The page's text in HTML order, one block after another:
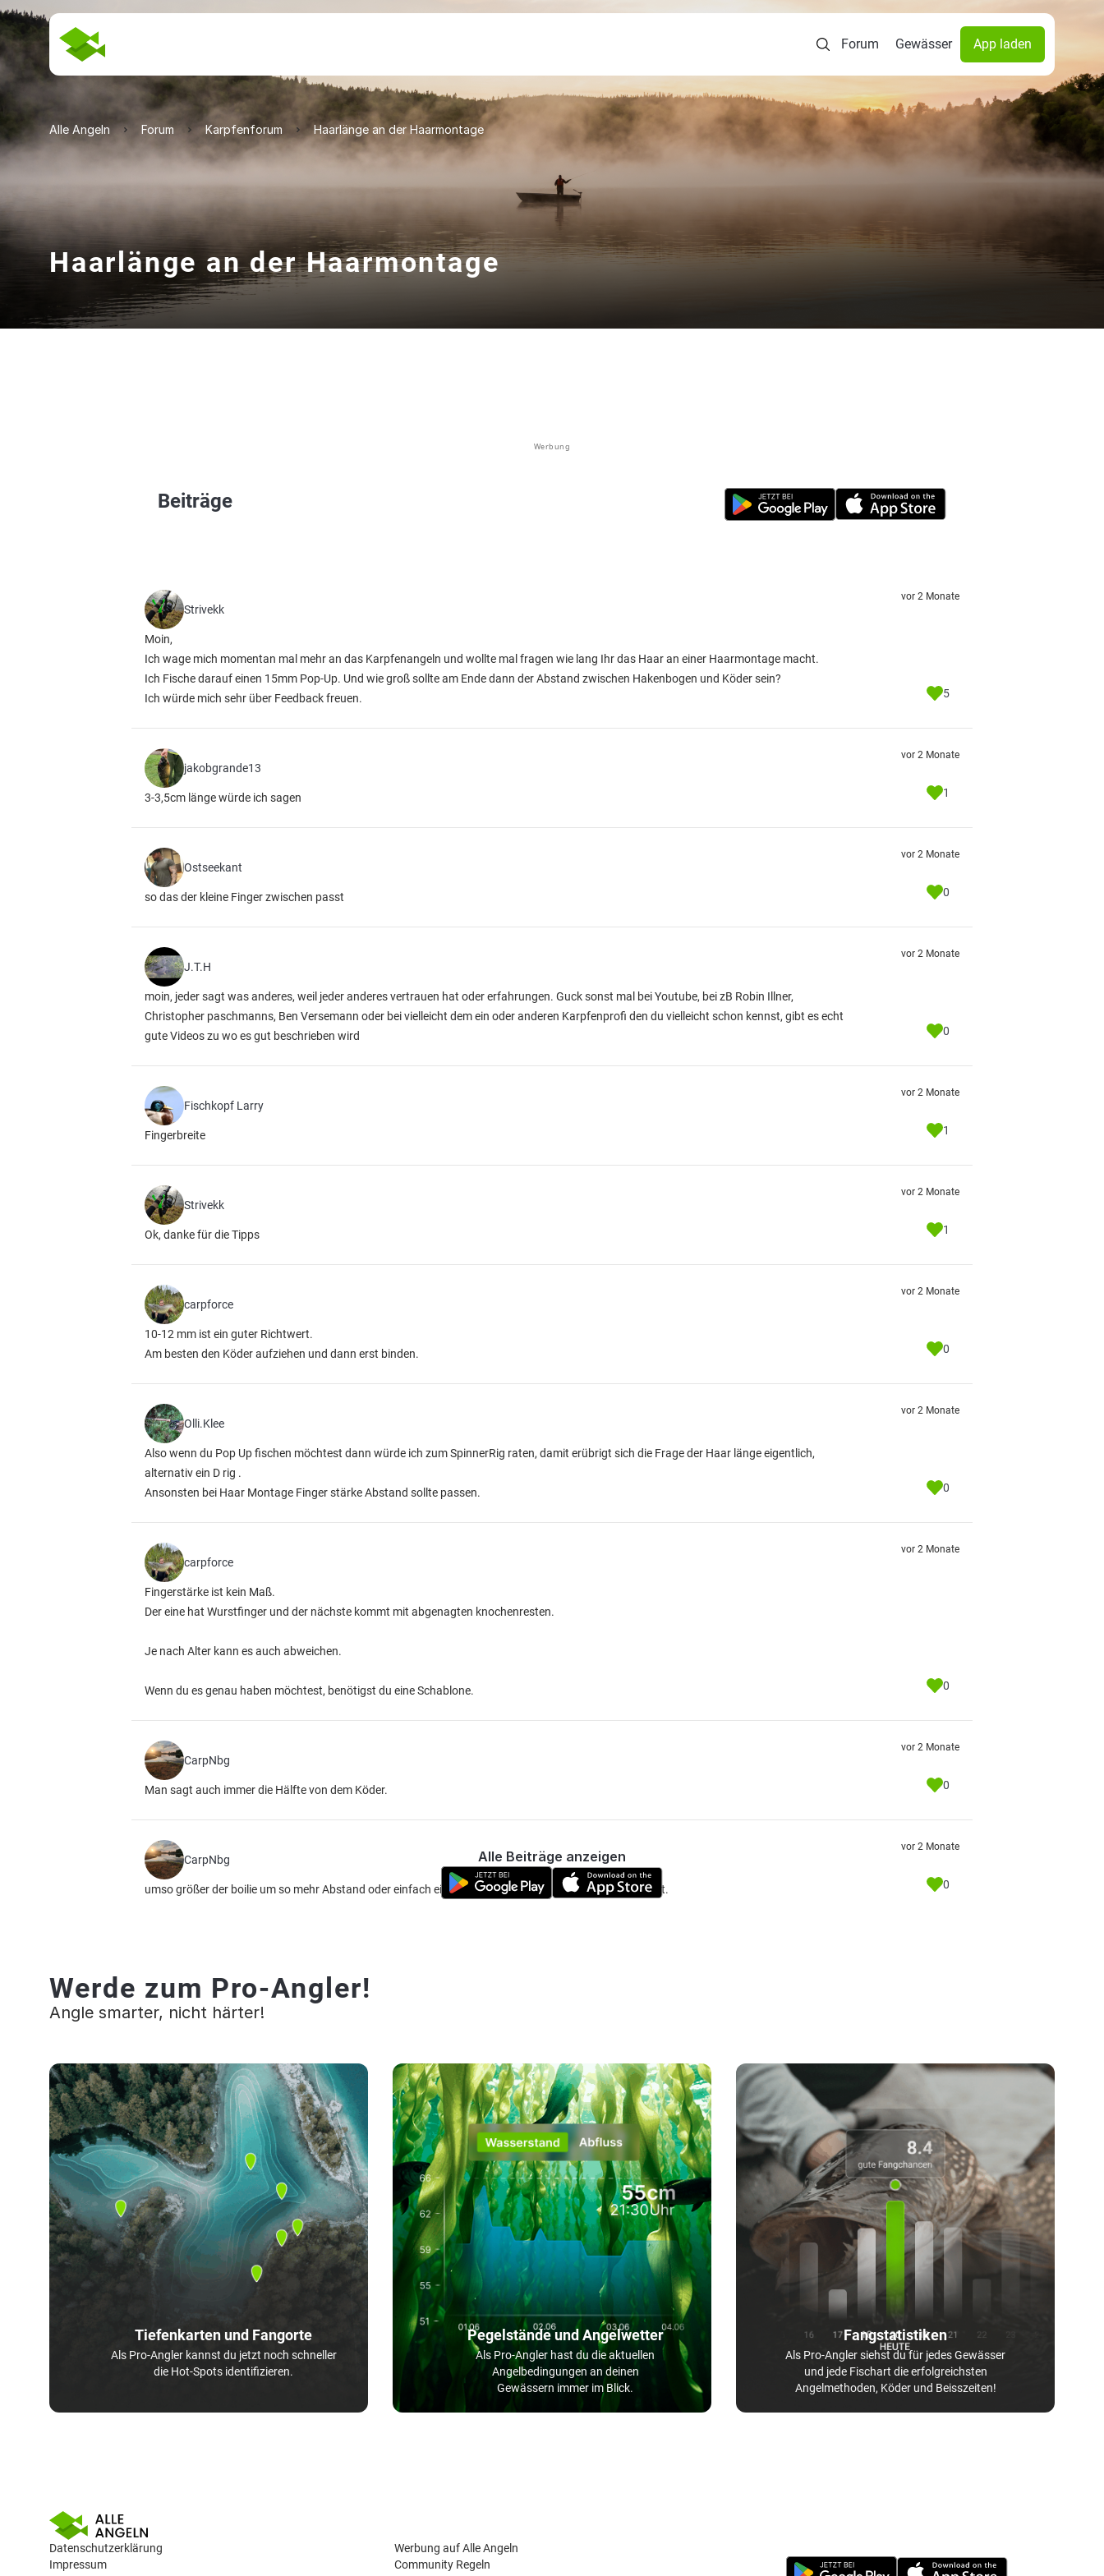
Forum Gewässer App laden
Alle Angeln Forum Karpfenforum Haarlänge an der Haarmontage
Haarlänge an der Haarmontage
Werbung
Beiträge
Strivekk
Moin,
Ich wage mich momentan mal mehr an das Karpfenangeln und wollte mal fragen wie lang Ihr das Haar an einer Haarmontage macht.
Ich Fische darauf einen 15mm Pop-Up. Und wie groß sollte am Ende dann der Abstand zwischen Hakenbogen und Köder sein?
Ich würde mich sehr über Feedback freuen.
vor 2 Monate
5
jakobgrande13
3-3,5cm länge würde ich sagen
vor 2 Monate
1
Ostseekant
so das der kleine Finger zwischen passt
vor 2 Monate
0
J.T.H
moin, jeder sagt was anderes, weil jeder anderes vertrauen hat oder erfahrungen. Guck sonst mal bei Youtube, bei zB Robin Illner,
Christopher paschmanns, Ben Versemann oder bei vielleicht dem ein oder anderen Karpfenprofi den du vielleicht schon kennst, gibt es echt
gute Videos zu wo es gut beschrieben wird
vor 2 Monate
0
Fischkopf Larry
Fingerbreite
vor 2 Monate
1
Strivekk
Ok, danke für die Tipps
vor 2 Monate
1
carpforce
10-12 mm ist ein guter Richtwert.
Am besten den Köder aufziehen und dann erst binden.
vor 2 Monate
0
Olli.Klee
Also wenn du Pop Up fischen möchtest dann würde ich zum SpinnerRig raten, damit erübrigt sich die Frage der Haar länge eigentlich,
alternativ ein D rig .
Ansonsten bei Haar Montage Finger stärke Abstand sollte passen.
vor 2 Monate
0
carpforce
Fingerstärke ist kein Maß.
Der eine hat Wurstfinger und der nächste kommt mit abgenagten knochenresten.
Je nach Alter kann es auch abweichen.
Wenn du es genau haben möchtest, benötigst du eine Schablone.
vor 2 Monate
0
CarpNbg
Man sagt auch immer die Hälfte von dem Köder.
vor 2 Monate
0
CarpNbg
umso größer der boilie um so mehr Abstand oder einfach ein pop up rig dann hat sich die Länge erledigt.
vor 2 Monate
0
Alle Beiträge anzeigen
Werde zum Pro-Angler!
Angle smarter, nicht härter!
Tiefenkarten und Fangorte
Als Pro-Angler kannst du jetzt noch schneller
die Hot-Spots identifizieren.
Pegelstände und Angelwetter
Als Pro-Angler hast du die aktuellen
Angelbedingungen an deinen
Gewässern immer im Blick.
Fangstatistiken
Als Pro-Angler siehst du für jedes Gewässer
und jede Fischart die erfolgreichsten
Angelmethoden, Köder und Beisszeiten!
Datenschutzerklärung
Impressum
Werbung auf Alle Angeln
Community Regeln